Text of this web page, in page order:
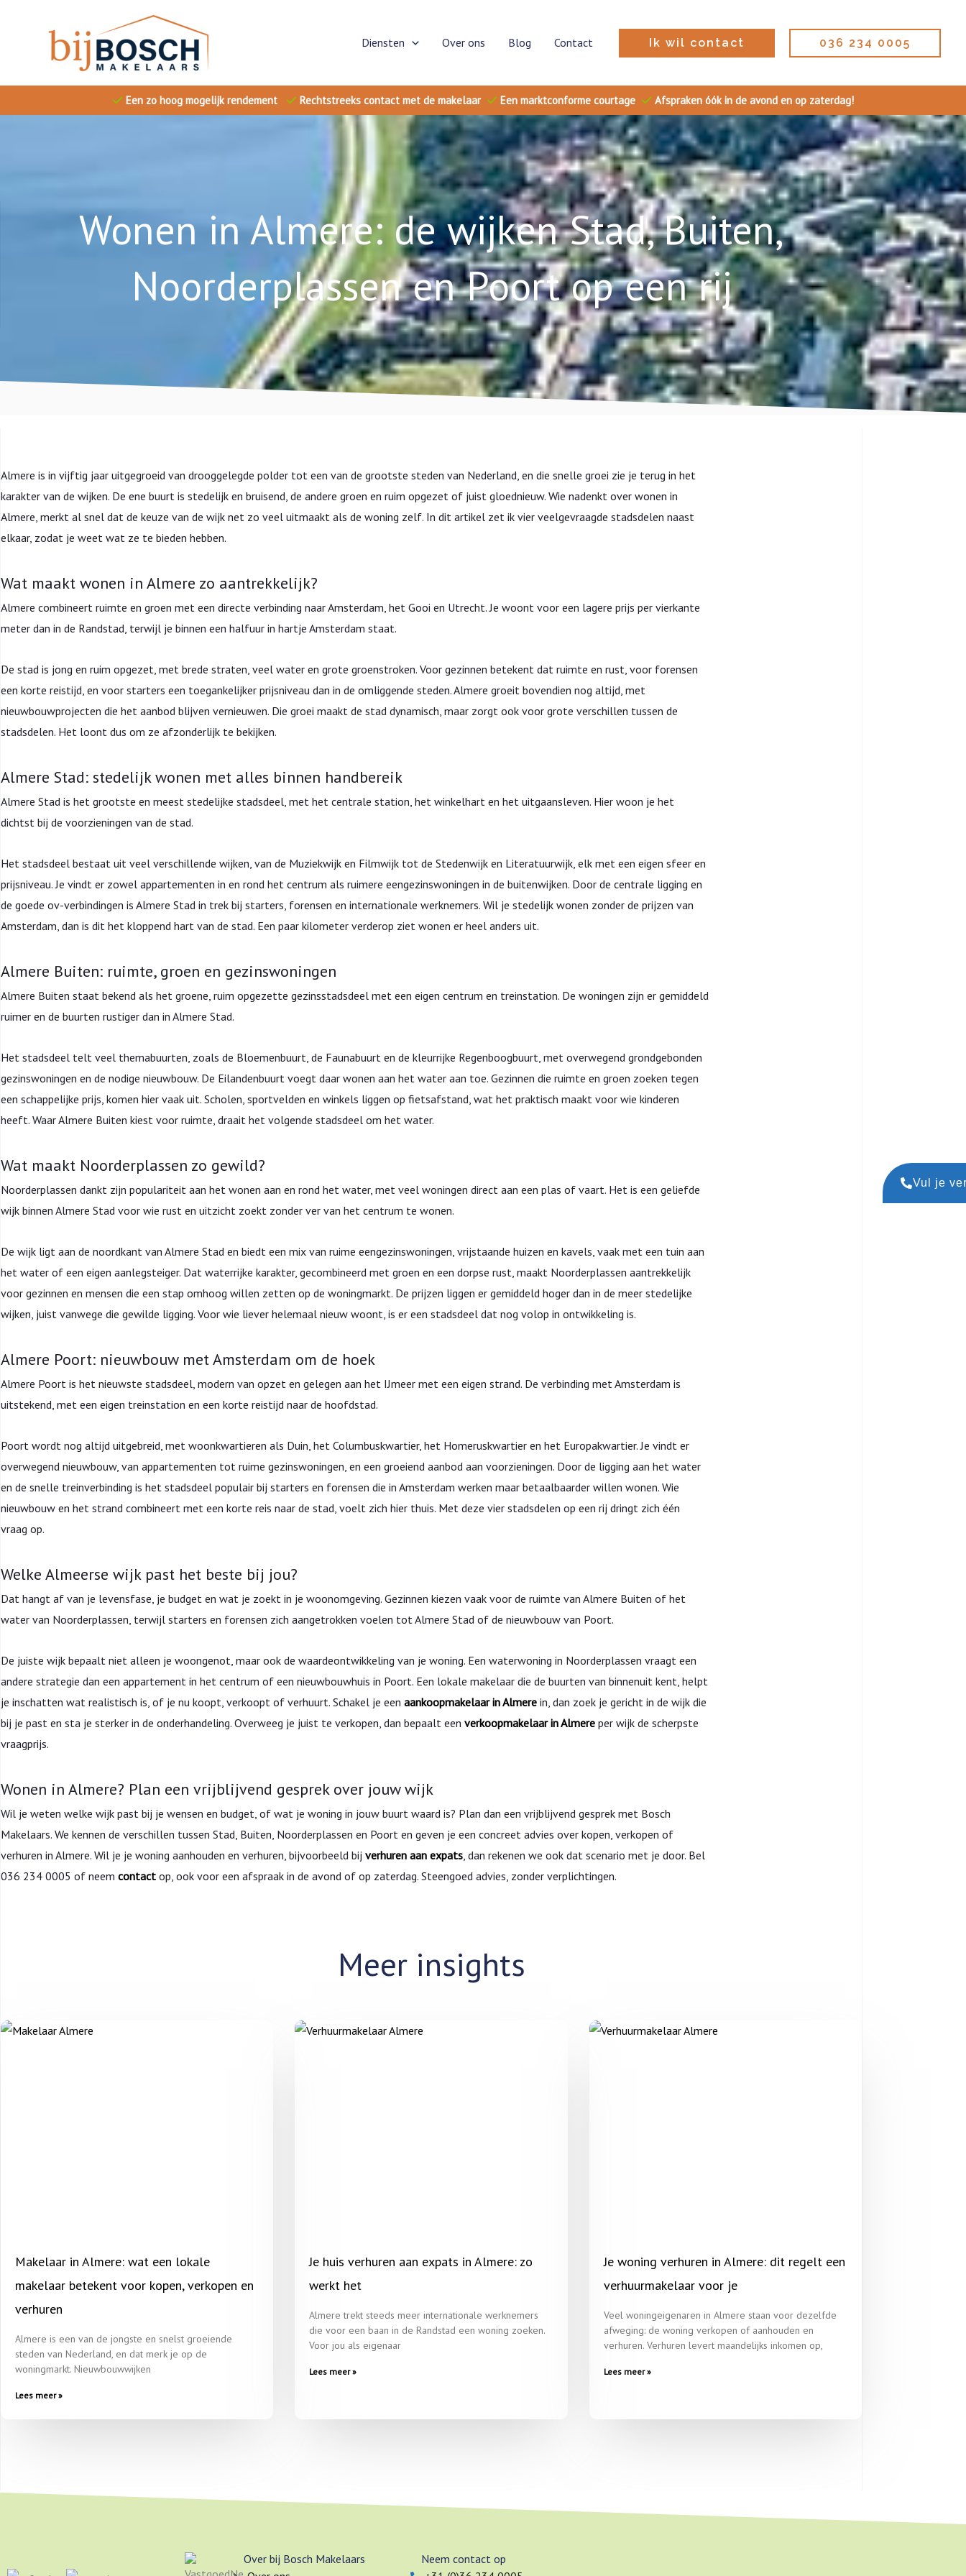
Diensten Over ons Blog Contact Ik wil contact 036 234 0005
Een zo hoog mogelijk rendement Rechtstreeks contact met de makelaar Een marktconforme courtage Afspraken óók in de avond en op zaterdag!
Wonen in Almere: de wijken Stad, Buiten,
Noorderplassen en Poort op een rij
Almere is in vijftig jaar uitgegroeid van drooggelegde polder tot een van de grootste steden van Nederland, en die snelle groei zie je terug in het
karakter van de wijken. De ene buurt is stedelijk en bruisend, de andere groen en ruim opgezet of juist gloednieuw. Wie nadenkt over wonen in
Almere, merkt al snel dat de keuze van de wijk net zo veel uitmaakt als de woning zelf. In dit artikel zet ik vier veelgevraagde stadsdelen naast
elkaar, zodat je weet wat ze te bieden hebben.
Wat maakt wonen in Almere zo aantrekkelijk?
Almere combineert ruimte en groen met een directe verbinding naar Amsterdam, het Gooi en Utrecht. Je woont voor een lagere prijs per vierkante
meter dan in de Randstad, terwijl je binnen een halfuur in hartje Amsterdam staat.
De stad is jong en ruim opgezet, met brede straten, veel water en grote groenstroken. Voor gezinnen betekent dat ruimte en rust, voor forensen
een korte reistijd, en voor starters een toegankelijker prijsniveau dan in de omliggende steden. Almere groeit bovendien nog altijd, met
nieuwbouwprojecten die het aanbod blijven vernieuwen. Die groei maakt de stad dynamisch, maar zorgt ook voor grote verschillen tussen de
stadsdelen. Het loont dus om ze afzonderlijk te bekijken.
Almere Stad: stedelijk wonen met alles binnen handbereik
Almere Stad is het grootste en meest stedelijke stadsdeel, met het centrale station, het winkelhart en het uitgaansleven. Hier woon je het
dichtst bij de voorzieningen van de stad.
Het stadsdeel bestaat uit veel verschillende wijken, van de Muziekwijk en Filmwijk tot de Stedenwijk en Literatuurwijk, elk met een eigen sfeer en
prijsniveau. Je vindt er zowel appartementen in en rond het centrum als ruimere eengezinswoningen in de buitenwijken. Door de centrale ligging en
de goede ov-verbindingen is Almere Stad in trek bij starters, forensen en internationale werknemers. Wil je stedelijk wonen zonder de prijzen van
Amsterdam, dan is dit het kloppend hart van de stad. Een paar kilometer verderop ziet wonen er heel anders uit.
Almere Buiten: ruimte, groen en gezinswoningen
Almere Buiten staat bekend als het groene, ruim opgezette gezinsstadsdeel met een eigen centrum en treinstation. De woningen zijn er gemiddeld
ruimer en de buurten rustiger dan in Almere Stad.
Het stadsdeel telt veel themabuurten, zoals de Bloemenbuurt, de Faunabuurt en de kleurrijke Regenboogbuurt, met overwegend grondgebonden
gezinswoningen en de nodige nieuwbouw. De Eilandenbuurt voegt daar wonen aan het water aan toe. Gezinnen die ruimte en groen zoeken tegen
een schappelijke prijs, komen hier vaak uit. Scholen, sportvelden en winkels liggen op fietsafstand, wat het praktisch maakt voor wie kinderen
heeft. Waar Almere Buiten kiest voor ruimte, draait het volgende stadsdeel om het water.
Wat maakt Noorderplassen zo gewild?
Noorderplassen dankt zijn populariteit aan het wonen aan en rond het water, met veel woningen direct aan een plas of vaart. Het is een geliefde
wijk binnen Almere Stad voor wie rust en uitzicht zoekt zonder ver van het centrum te wonen.
De wijk ligt aan de noordkant van Almere Stad en biedt een mix van ruime eengezinswoningen, vrijstaande huizen en kavels, vaak met een tuin aan
het water of een eigen aanlegsteiger. Dat waterrijke karakter, gecombineerd met groen en een dorpse rust, maakt Noorderplassen aantrekkelijk
voor gezinnen en mensen die een stap omhoog willen zetten op de woningmarkt. De prijzen liggen er gemiddeld hoger dan in de meer stedelijke
wijken, juist vanwege die gewilde ligging. Voor wie liever helemaal nieuw woont, is er een stadsdeel dat nog volop in ontwikkeling is.
Almere Poort: nieuwbouw met Amsterdam om de hoek
Almere Poort is het nieuwste stadsdeel, modern van opzet en gelegen aan het IJmeer met een eigen strand. De verbinding met Amsterdam is
uitstekend, met een eigen treinstation en een korte reistijd naar de hoofdstad.
Poort wordt nog altijd uitgebreid, met woonkwartieren als Duin, het Columbuskwartier, het Homeruskwartier en het Europakwartier. Je vindt er
overwegend nieuwbouw, van appartementen tot ruime gezinswoningen, en een groeiend aanbod aan voorzieningen. Door de ligging aan het water
en de snelle treinverbinding is het stadsdeel populair bij starters en forensen die in Amsterdam werken maar betaalbaarder willen wonen. Wie
nieuwbouw en het strand combineert met een korte reis naar de stad, voelt zich hier thuis. Met deze vier stadsdelen op een rij dringt zich één
vraag op.
Welke Almeerse wijk past het beste bij jou?
Dat hangt af van je levensfase, je budget en wat je zoekt in je woonomgeving. Gezinnen kiezen vaak voor de ruimte van Almere Buiten of het
water van Noorderplassen, terwijl starters en forensen zich aangetrokken voelen tot Almere Stad of de nieuwbouw van Poort.
De juiste wijk bepaalt niet alleen je woongenot, maar ook de waardeontwikkeling van je woning. Een waterwoning in Noorderplassen vraagt een
andere strategie dan een appartement in het centrum of een nieuwbouwhuis in Poort. Een lokale makelaar die de buurten van binnenuit kent, helpt
je inschatten wat realistisch is, of je nu koopt, verkoopt of verhuurt. Schakel je een aankoopmakelaar in Almere in, dan zoek je gericht in de wijk die
bij je past en sta je sterker in de onderhandeling. Overweeg je juist te verkopen, dan bepaalt een verkoopmakelaar in Almere per wijk de scherpste
vraagprijs.
Wonen in Almere? Plan een vrijblijvend gesprek over jouw wijk
Wil je weten welke wijk past bij je wensen en budget, of wat je woning in jouw buurt waard is? Plan dan een vrijblijvend gesprek met Bosch
Makelaars. We kennen de verschillen tussen Stad, Buiten, Noorderplassen en Poort en geven je een concreet advies over kopen, verkopen of
verhuren in Almere. Wil je je woning aanhouden en verhuren, bijvoorbeeld bij verhuren aan expats, dan rekenen we ook dat scenario met je door. Bel
036 234 0005 of neem contact op, ook voor een afspraak in de avond of op zaterdag. Steengoed advies, zonder verplichtingen.
Meer insights
Makelaar in Almere: wat een lokale
makelaar betekent voor kopen, verkopen en
verhuren
Almere is een van de jongste en snelst groeiende
steden van Nederland, en dat merk je op de
woningmarkt. Nieuwbouwwijken
Lees meer »
Je huis verhuren aan expats in Almere: zo
werkt het
Almere trekt steeds meer internationale werknemers
die voor een baan in de Randstad een woning zoeken.
Voor jou als eigenaar
Lees meer »
Je woning verhuren in Almere: dit regelt een
verhuurmakelaar voor je
Veel woningeigenaren in Almere staan voor dezelfde
afweging: de woning verkopen of aanhouden en
verhuren. Verhuren levert maandelijks inkomen op,
Lees meer »
Over bij Bosch Makelaars
Neem contact op
Vul je